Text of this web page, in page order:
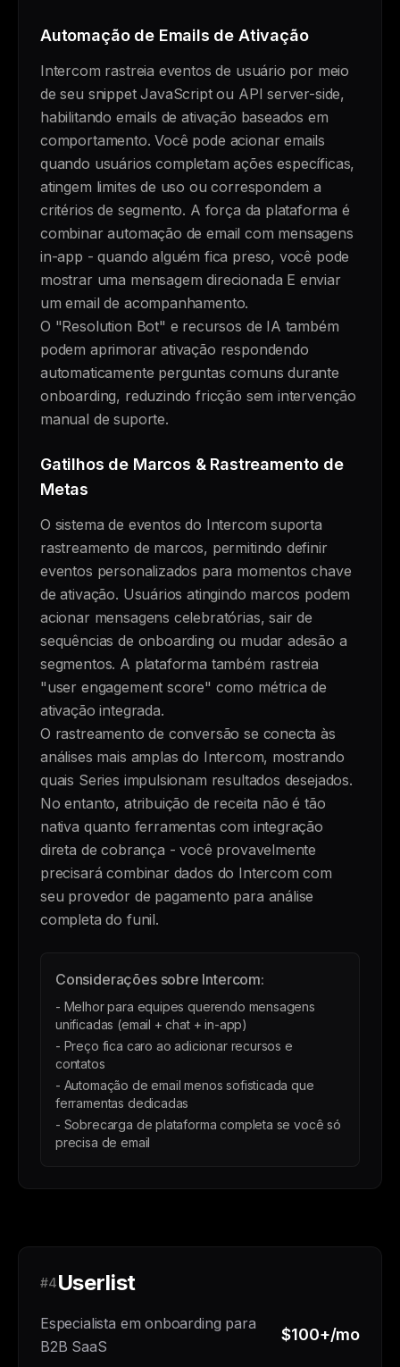
Automação de Emails de Ativação
Intercom rastreia eventos de usuário por meio
de seu snippet JavaScript ou API server-side,
habilitando emails de ativação baseados em
comportamento. Você pode acionar emails
quando usuários completam ações específicas,
atingem limites de uso ou correspondem a
critérios de segmento. A força da plataforma é
combinar automação de email com mensagens
in-app - quando alguém fica preso, você pode
mostrar uma mensagem direcionada E enviar
um email de acompanhamento.
O "Resolution Bot" e recursos de IA também
podem aprimorar ativação respondendo
automaticamente perguntas comuns durante
onboarding, reduzindo fricção sem intervenção
manual de suporte.
Gatilhos de Marcos & Rastreamento de
Metas
O sistema de eventos do Intercom suporta
rastreamento de marcos, permitindo definir
eventos personalizados para momentos chave
de ativação. Usuários atingindo marcos podem
acionar mensagens celebratórias, sair de
sequências de onboarding ou mudar adesão a
segmentos. A plataforma também rastreia
"user engagement score" como métrica de
ativação integrada.
O rastreamento de conversão se conecta às
análises mais amplas do Intercom, mostrando
quais Series impulsionam resultados desejados.
No entanto, atribuição de receita não é tão
nativa quanto ferramentas com integração
direta de cobrança - você provavelmente
precisará combinar dados do Intercom com
seu provedor de pagamento para análise
completa do funil.
Considerações sobre Intercom:
- Melhor para equipes querendo mensagens
unificadas (email + chat + in-app)
- Preço fica caro ao adicionar recursos e
contatos
- Automação de email menos sofisticada que
ferramentas dedicadas
- Sobrecarga de plataforma completa se você só
precisa de email
#4Userlist
Especialista em onboarding para
B2B SaaS
$100+/mo